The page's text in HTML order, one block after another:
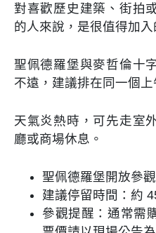
對喜歡歷史建築、街拍
的人來說，是很值得加入
聖佩德羅堡與麥哲倫十
不遠，建議排在同一個上
天氣炎熱時，可先走室
廳或商場休息。
聖佩德羅堡開放參
建議停留時間：約
參觀提醒：通常需